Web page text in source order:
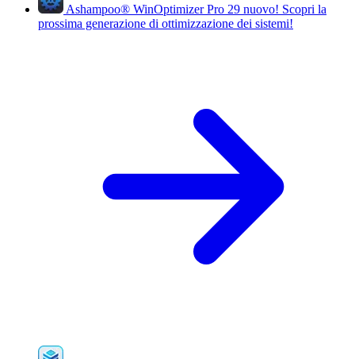
Ashampoo® WinOptimizer Pro 29 nuovo! Scopri la
prossima generazione di ottimizzazione dei sistemi!